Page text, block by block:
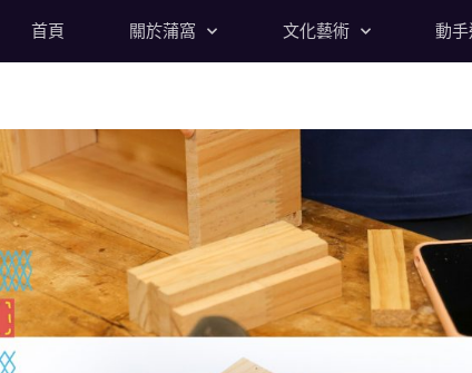
首頁 關於蒲窩 文化藝術 動